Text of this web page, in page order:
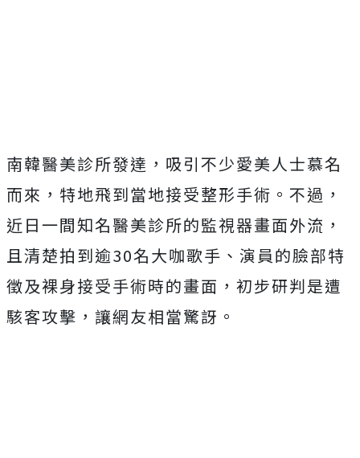
南韓醫美診所發達，吸引不少愛美人士慕名
而來，特地飛到當地接受整形手術。不過，
近日一間知名醫美診所的監視器畫面外流，
且清楚拍到逾30名大咖歌手、演員的臉部特
徵及裸身接受手術時的畫面，初步研判是遭
駭客攻擊，讓網友相當驚訝。